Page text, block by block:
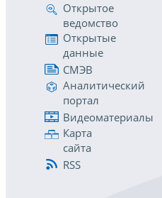
Открытое
ведомство
Открытые
данные
СМЭВ
Аналитический
портал
Видеоматериалы
Карта
сайта
RSS